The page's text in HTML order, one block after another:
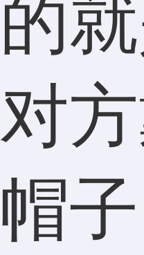
的
对
帽